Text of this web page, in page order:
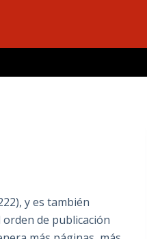
y es también
de publicación